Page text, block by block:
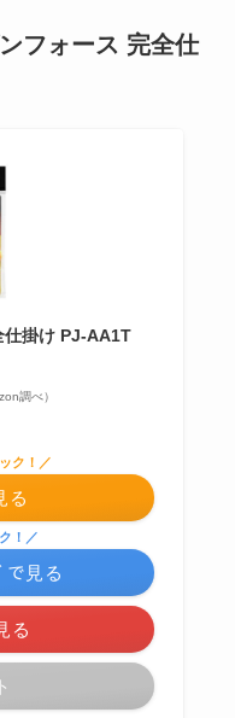
フォース 完全仕
仕掛け PJ-AA1T
調べ）
ク！／
る
る
！／
で見る